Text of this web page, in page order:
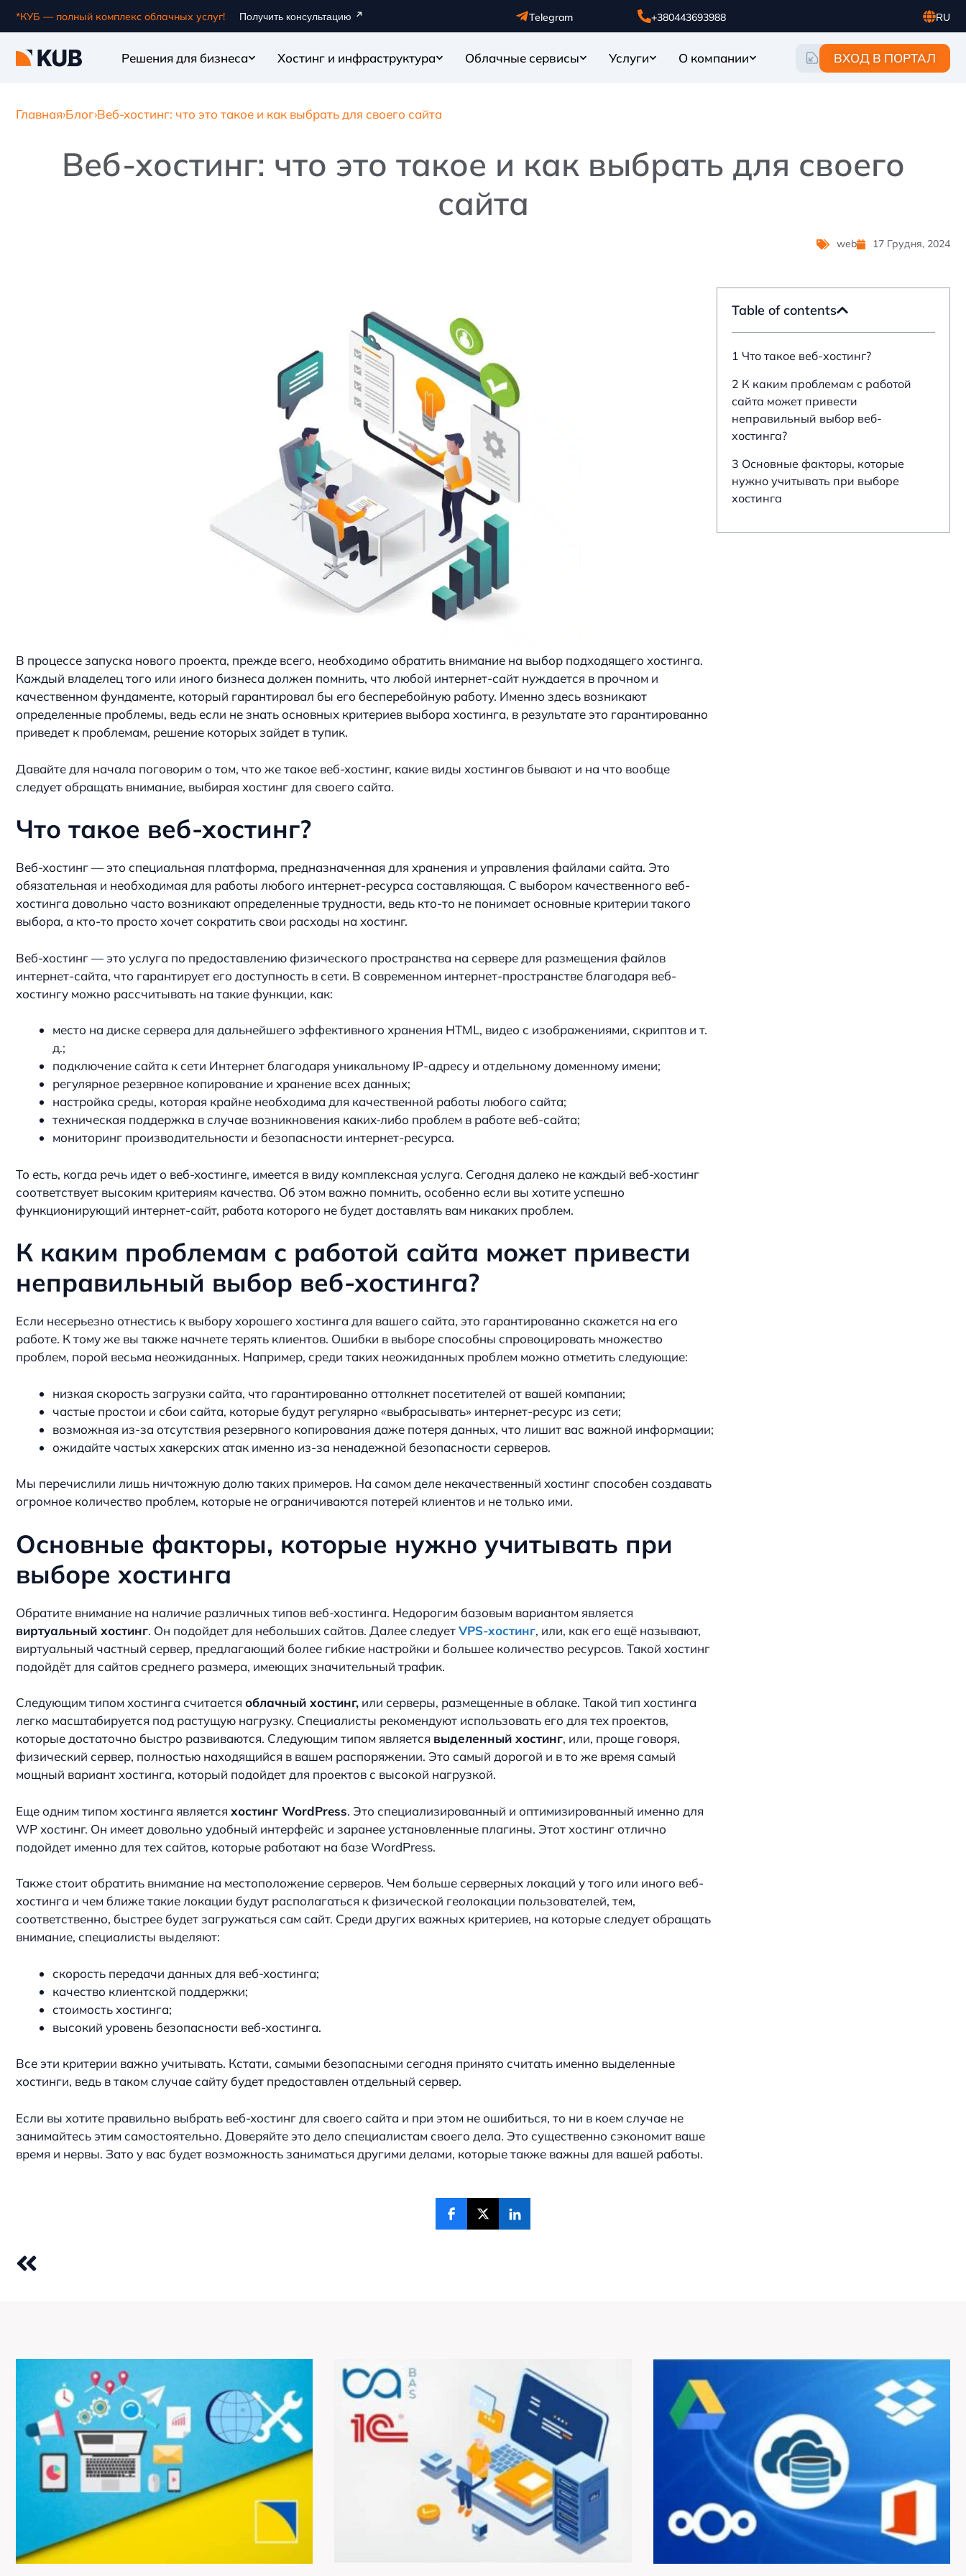
*КУБ — полный комплекс облачных услуг! Получить консультацию Telegram +380443693988
RU
UA
EN
Решения для бизнеса Хостинг и инфраструктура Облачные сервисы Услуги О компании ВХОД В ПОРТАЛ
Главная›Блог›Веб-хостинг: что это такое и как выбрать для своего сайта
Веб-хостинг: что это такое и как выбрать для своего
сайта
web 17 Грудня, 2024
В процессе запуска нового проекта, прежде всего, необходимо обратить внимание на выбор подходящего хостинга.
Каждый владелец того или иного бизнеса должен помнить, что любой интернет-сайт нуждается в прочном и
качественном фундаменте, который гарантировал бы его бесперебойную работу. Именно здесь возникают
определенные проблемы, ведь если не знать основных критериев выбора хостинга, в результате это гарантированно
приведет к проблемам, решение которых зайдет в тупик.
Давайте для начала поговорим о том, что же такое веб-хостинг, какие виды хостингов бывают и на что вообще
следует обращать внимание, выбирая хостинг для своего сайта.
Что такое веб-хостинг?
Веб-хостинг — это специальная платформа, предназначенная для хранения и управления файлами сайта. Это
обязательная и необходимая для работы любого интернет-ресурса составляющая. С выбором качественного веб-
хостинга довольно часто возникают определенные трудности, ведь кто-то не понимает основные критерии такого
выбора, а кто-то просто хочет сократить свои расходы на хостинг.
Веб-хостинг — это услуга по предоставлению физического пространства на сервере для размещения файлов
интернет-сайта, что гарантирует его доступность в сети. В современном интернет-пространстве благодаря веб-
хостингу можно рассчитывать на такие функции, как:
место на диске сервера для дальнейшего эффективного хранения HTML, видео с изображениями, скриптов и т.
д.;
подключение сайта к сети Интернет благодаря уникальному IP-адресу и отдельному доменному имени;
регулярное резервное копирование и хранение всех данных;
настройка среды, которая крайне необходима для качественной работы любого сайта;
техническая поддержка в случае возникновения каких-либо проблем в работе веб-сайта;
мониторинг производительности и безопасности интернет-ресурса.
То есть, когда речь идет о веб-хостинге, имеется в виду комплексная услуга. Сегодня далеко не каждый веб-хостинг
соответствует высоким критериям качества. Об этом важно помнить, особенно если вы хотите успешно
функционирующий интернет-сайт, работа которого не будет доставлять вам никаких проблем.
К каким проблемам с работой сайта может привести
неправильный выбор веб-хостинга?
Если несерьезно отнестись к выбору хорошего хостинга для вашего сайта, это гарантированно скажется на его
работе. К тому же вы также начнете терять клиентов. Ошибки в выборе способны спровоцировать множество
проблем, порой весьма неожиданных. Например, среди таких неожиданных проблем можно отметить следующие:
низкая скорость загрузки сайта, что гарантированно оттолкнет посетителей от вашей компании;
частые простои и сбои сайта, которые будут регулярно «выбрасывать» интернет-ресурс из сети;
возможная из-за отсутствия резервного копирования даже потеря данных, что лишит вас важной информации;
ожидайте частых хакерских атак именно из-за ненадежной безопасности серверов.
Мы перечислили лишь ничтожную долю таких примеров. На самом деле некачественный хостинг способен создавать
огромное количество проблем, которые не ограничиваются потерей клиентов и не только ими.
Основные факторы, которые нужно учитывать при
выборе хостинга
Обратите внимание на наличие различных типов веб-хостинга. Недорогим базовым вариантом является
виртуальный хостинг. Он подойдет для небольших сайтов. Далее следуетVPS-хостинг, или, как его ещё называют,
виртуальный частный сервер, предлагающий более гибкие настройки и большее количество ресурсов. Такой хостинг
подойдёт для сайтов среднего размера, имеющих значительный трафик.
Следующим типом хостинга считается облачный хостинг, или серверы, размещенные в облаке. Такой тип хостинга
легко масштабируется под растущую нагрузку. Специалисты рекомендуют использовать его для тех проектов,
которые достаточно быстро развиваются. Следующим типом является выделенный хостинг, или, проще говоря,
физический сервер, полностью находящийся в вашем распоряжении. Это самый дорогой и в то же время самый
мощный вариант хостинга, который подойдет для проектов с высокой нагрузкой.
Еще одним типом хостинга является хостинг WordPress. Это специализированный и оптимизированный именно для
WP хостинг. Он имеет довольно удобный интерфейс и заранее установленные плагины. Этот хостинг отлично
подойдет именно для тех сайтов, которые работают на базе WordPress.
Также стоит обратить внимание на местоположение серверов. Чем больше серверных локаций у того или иного веб-
хостинга и чем ближе такие локации будут располагаться к физической геолокации пользователей, тем,
соответственно, быстрее будет загружаться сам сайт. Среди других важных критериев, на которые следует обращать
внимание, специалисты выделяют:
скорость передачи данных для веб-хостинга;
качество клиентской поддержки;
стоимость хостинга;
высокий уровень безопасности веб-хостинга.
Все эти критерии важно учитывать. Кстати, самыми безопасными сегодня принято считать именно выделенные
хостинги, ведь в таком случае сайту будет предоставлен отдельный сервер.
Если вы хотите правильно выбрать веб-хостинг для своего сайта и при этом не ошибиться, то ни в коем случае не
занимайтесь этим самостоятельно. Доверяйте это дело специалистам своего дела. Это существенно сэкономит ваше
время и нервы. Зато у вас будет возможность заниматься другими делами, которые также важны для вашей работы.
Table of contents
1 Что такое веб-хостинг?
2 К каким проблемам с работой
сайта может привести
неправильный выбор веб-
хостинга?
3 Основные факторы, которые
нужно учитывать при выборе
хостинга